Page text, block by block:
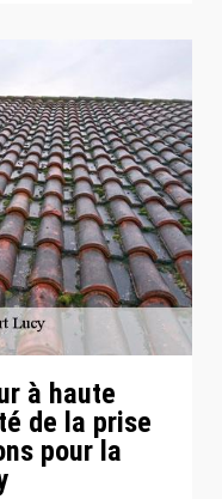
à haute
de la prise
pour la